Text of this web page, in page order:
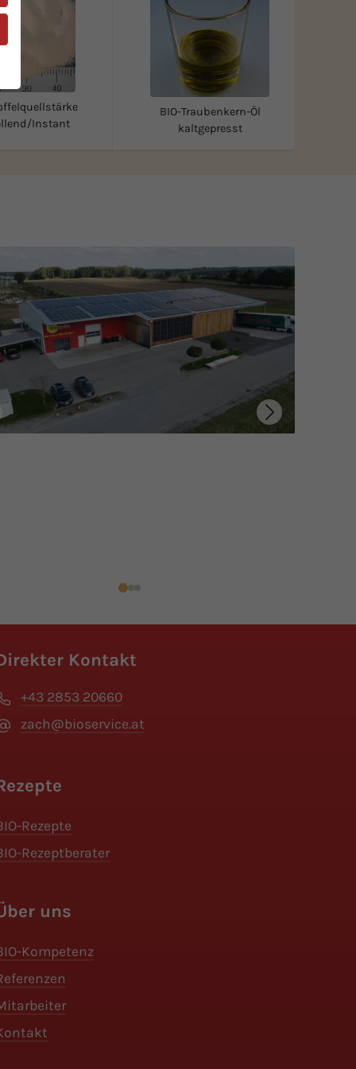
Instant
BIO-Traubenkern-Öl
kaltgepresst
Kontakt
+43 2853 20660
zach@bioservice.at
Rezepte
Rezeptberater
uns
Kompetenz